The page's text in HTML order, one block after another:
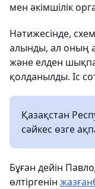
мен әкімшілік
Нәтижесінде,
алынды, ал оның
және елден
қолданылды. Іс
Қазақстан
сәйкес өзге
Бұған дейін
өлтіргенін